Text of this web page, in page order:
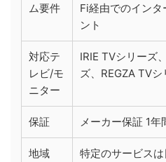
ム要件
Fi経由でのイン
ント
対応テ
レビ/モ
ニター
IRIE TVシリーズ
ズ、REGZA TVシ
保証 メーカー保証 1年
地域
特定のサービス